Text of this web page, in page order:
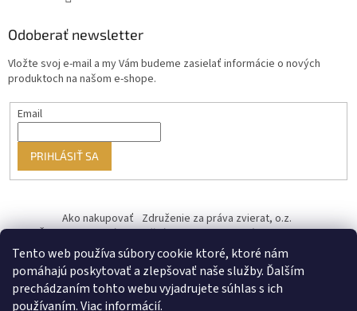
Tento web používa súbory cookie ktoré, ktoré nám
pomáhajú poskytovať a zlepšovať naše služby. Ďalším
prechádzaním tohto webu vyjadrujete súhlas s ich
používaním.Viac informácií.
Odoberať newsletter
Vložte svoj e-mail a my Vám budeme zasielať informácie o nových
produktoch na našom e-shope.
Email
PRIHLÁSIŤ SA
Ako nakupovať Združenie za práva zvierat, o.z.
Československý kastračný program Informácie o cookies
od ♥ vybudoval Filip Minár